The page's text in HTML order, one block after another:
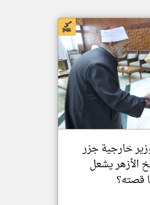
خارجية جزر
الأزهر يشعل
قصته؟